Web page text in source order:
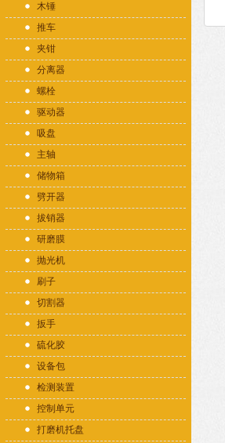
木锤
推车
夹钳
分离器
螺栓
驱动器
吸盘
主轴
储物箱
劈开器
拔销器
研磨膜
抛光机
刷子
切割器
扳手
硫化胶
设备包
检测装置
控制单元
打磨机托盘